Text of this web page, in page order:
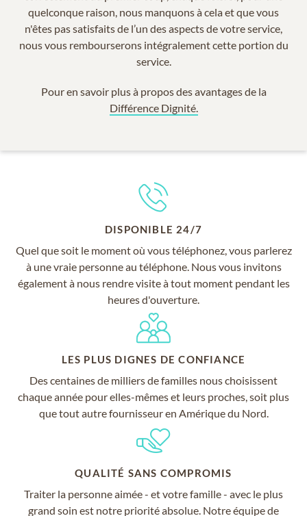
quelconque raison, nous manquons à cela et que vous
n'êtes pas satisfaits de l’un des aspects de votre service,
nous vous rembourserons intégralement cette portion du
service.
Pour en savoir plus à propos des avantages de la
Différence Dignité.
DISPONIBLE 24/7
Quel que soit le moment où vous téléphonez, vous parlerez
à une vraie personne au téléphone. Nous vous invitons
également à nous rendre visite à tout moment pendant les
heures d'ouverture.
LES PLUS DIGNES DE CONFIANCE
Des centaines de milliers de familles nous choisissent
chaque année pour elles-mêmes et leurs proches, soit plus
que tout autre fournisseur en Amérique du Nord.
QUALITÉ SANS COMPROMIS
Traiter la personne aimée - et votre famille - avec le plus
grand soin est notre priorité absolue. Notre équipe de